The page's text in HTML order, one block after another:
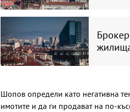
Шопов определи като негативна
имотите и да ги продават на по-